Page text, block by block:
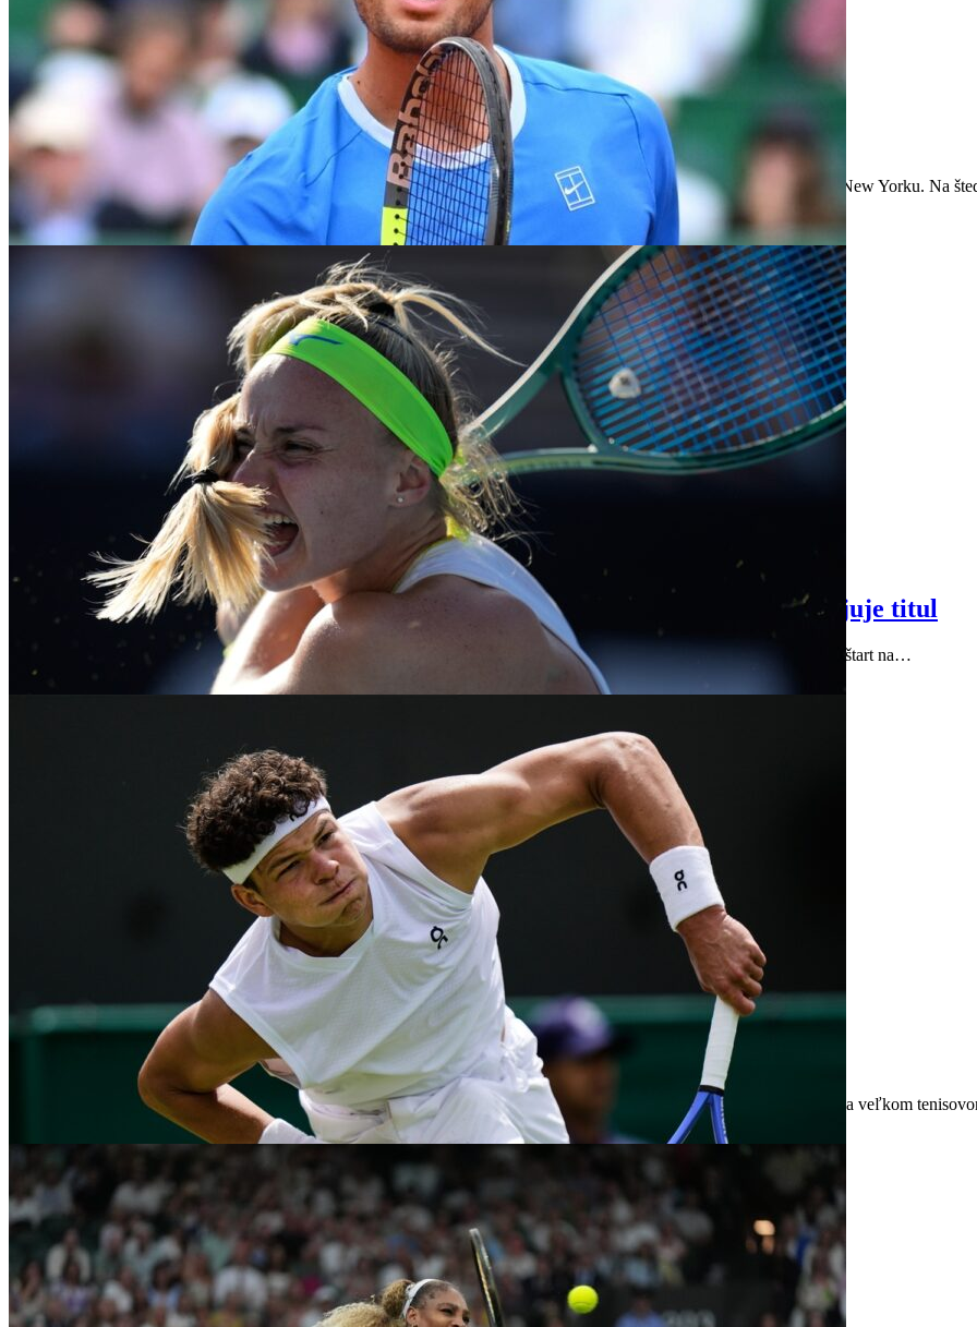
Šramková v príprave na US Open postúpila do 2. kola v Toronte
Slovenská tenistka Rebecca Šramková má solídnu formu pred záverečným grandslamovým turnajom sezóny US Open v New Yorku. Na
dotovanom…
04. 08. 2026 2 min. čítania|
Shelton chce pred US Open odohrať čo najviac zápasov, v Montreale obhajuje titul
Americký tenista Ben Shelton chce pred štartom US Open absolvovať čo najviac zápasov a za ideálnu prípravu považuje štart na…
Serena a Venus obnovia spoločnú deblovú kariéru v Cincinnati
Štyri roky po poslednom spoločnom súťažnom vystúpení sestry Williamsové opäť spojili sily a predstavia sa vo štvorhre na veľkom